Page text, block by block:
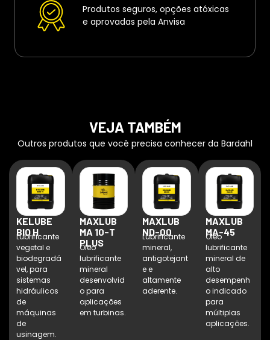
Produtos seguros, opções atóxicas
e aprovadas pela Anvisa
VEJA TAMBÉM
Outros produtos que você precisa conhecer da Bardahl
KELUBE
BIO H
Lubrificante
vegetal e
biodegradá
vel, para
sistemas
hidráulicos
de
máquinas
de
usinagem.
MAXLUB
MA 10-T
PLUS
Óleo
lubrificante
mineral
desenvolvid
o para
aplicações
em turbinas.
MAXLUB
ND-00
Lubrificante
mineral,
antigotejant
e e
altamente
aderente.
MAXLUB
MA-45
Óleo
lubrificante
mineral de
alto
desempenh
o indicado
para
múltiplas
aplicações.